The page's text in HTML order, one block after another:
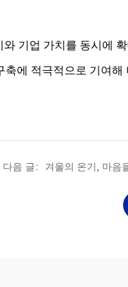
기업 가치를 동시에
에 적극적으로 기여해
다음 글：겨울의 온기, 마음